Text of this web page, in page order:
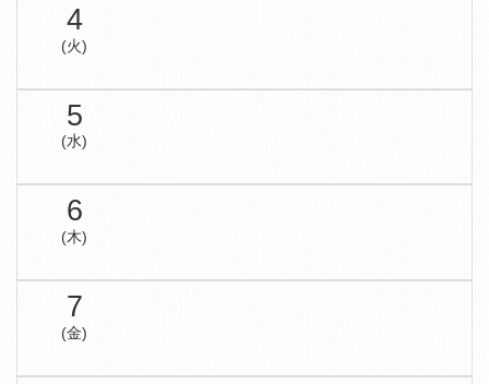
4
(火)
5
(水)
6
(木)
7
(金)